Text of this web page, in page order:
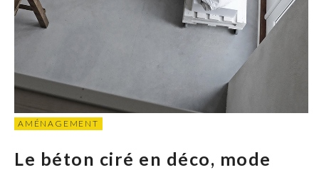
AMÉNAGEMENT
Le béton ciré en déco, mode